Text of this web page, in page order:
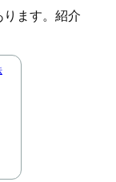
ります。紹介